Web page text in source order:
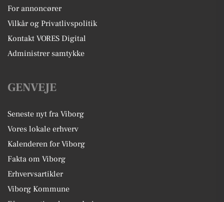
For annoncører
Vilkår og Privatlivspolitik
Kontakt VORES Digital
Administrer samtykke
GENVEJE
Seneste nyt fra Viborg
Vores lokale erhverv
Kalenderen for Viborg
Fakta om Viborg
Erhvervsartikler
Viborg Kommune